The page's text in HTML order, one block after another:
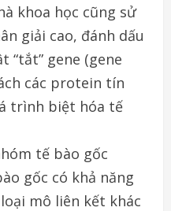
khoa học cũng sử
giải cao, đánh dấu
“tắt” gene (gene
các protein tín
trình biệt hóa tế
tế bào gốc
gốc có khả năng
mô liên kết khác